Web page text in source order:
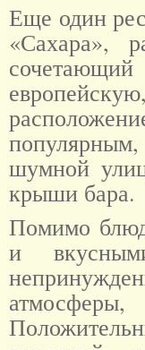
Еще один
«Сахара»,
шумной
крыши бара.
Помимо
и